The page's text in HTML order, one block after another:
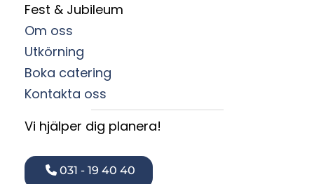
Fest & Jubileum
Om oss
Utkörning
Boka catering
Kontakta oss
Vi hjälper dig planera!
031 - 19 40 40